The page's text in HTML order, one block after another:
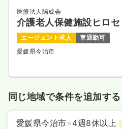
医療法人陽成会
介護老人保健施設ヒロセ
エージェント求人
車通勤可
愛媛県今治市
同じ地域で条件を追加する
愛媛県今治市×4週8休以上